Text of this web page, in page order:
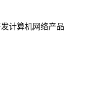
计算机网络产品